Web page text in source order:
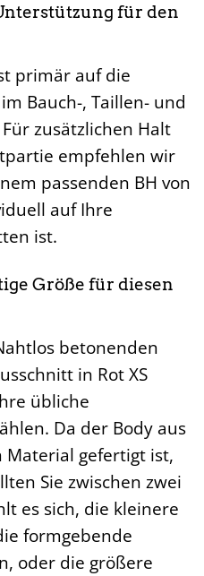
für den
primär auf die
Bauch-, Taillen- und
zusätzlichen Halt
empfehlen wir
passenden BH von
auf Ihre
ist.
Größe für diesen
betonenden
in Rot XS
übliche
Da der Body aus
Material gefertigt ist,
Sie zwischen zwei
es sich, die kleinere
formgebende
oder die größere